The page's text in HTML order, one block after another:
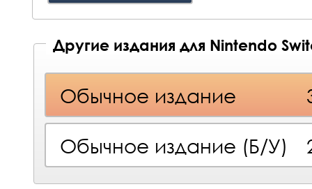
Другие издания для Nintendo
Обычное издание
Обычное издание (Б/У)